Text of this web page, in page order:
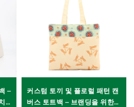
–
커스텀 토끼 및 플로럴 패턴 캔
버스 토트백 – 브랜딩을 위한